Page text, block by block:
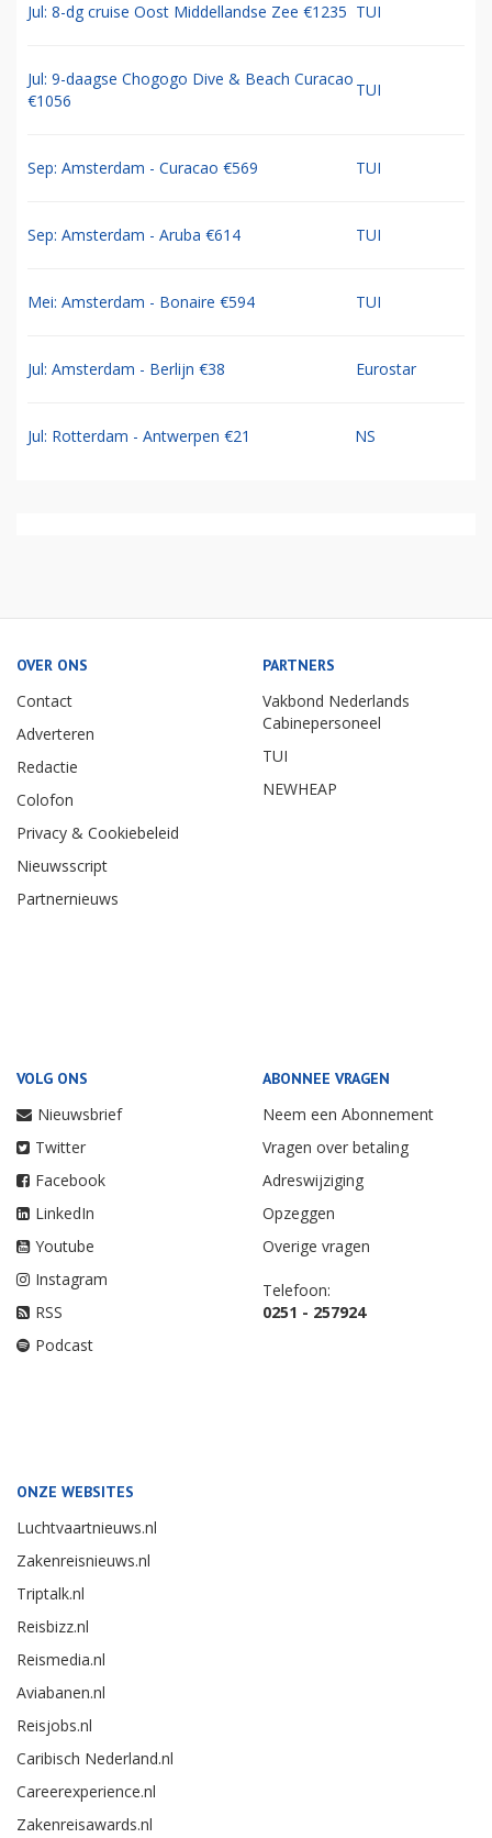
Jul: 8-dg cruise Oost Middellandse Zee €1235 TUI
Jul: 9-daagse Chogogo Dive & Beach Curacao
€1056
TUI
Sep: Amsterdam - Curacao €569 TUI
Sep: Amsterdam - Aruba €614 TUI
Mei: Amsterdam - Bonaire €594 TUI
Jul: Amsterdam - Berlijn €38 Eurostar
Jul: Rotterdam - Antwerpen €21 NS
OVER ONS
Contact
Adverteren
Redactie
Colofon
Privacy & Cookiebeleid
Nieuwsscript
Partnernieuws
PARTNERS
Vakbond Nederlands
Cabinepersoneel
TUI
NEWHEAP
VOLG ONS
Nieuwsbrief
Twitter
Facebook
LinkedIn
Youtube
Instagram
RSS
Podcast
ABONNEE VRAGEN
Neem een Abonnement
Vragen over betaling
Adreswijziging
Opzeggen
Overige vragen
Telefoon:
0251 - 257924
ONZE WEBSITES
Luchtvaartnieuws.nl
Zakenreisnieuws.nl
Triptalk.nl
Reisbizz.nl
Reismedia.nl
Aviabanen.nl
Reisjobs.nl
Caribisch Nederland.nl
Careerexperience.nl
Zakenreisawards.nl